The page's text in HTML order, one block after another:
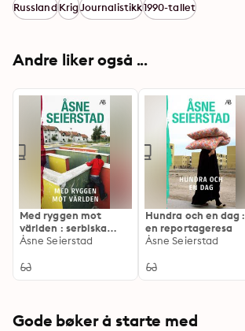
Russland KrigJournalistikk1990-tallet
Andre liker også ...
Med ryggen mot
världen : serbiska
porträtt
Åsne Seierstad
Hundra och en dag :
en reportageresa
Åsne Seierstad
Gode bøker å starte med